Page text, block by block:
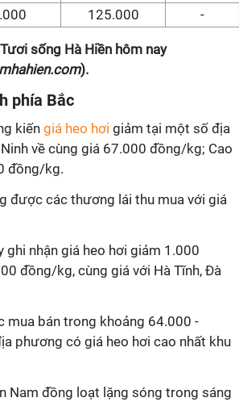
125.000 -
sống Hà Hiền hôm nay
).
phía Bắc
kiến giá heo hơi giảm tại một số địa
về cùng giá 67.000 đồng/kg; Cao
đồng/kg.
được các thương lái thu mua với giá
ghi nhận giá heo hơi giảm 1.000
đồng/kg, cùng giá với Hà Tĩnh, Đà
mua bán trong khoảng 64.000 -
phương có giá heo hơi cao nhất khu
Nam đồng loạt lặng sóng trong sáng